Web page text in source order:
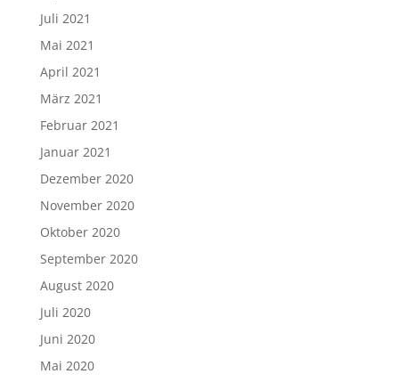
Juli 2021
Mai 2021
April 2021
März 2021
Februar 2021
Januar 2021
Dezember 2020
November 2020
Oktober 2020
September 2020
August 2020
Juli 2020
Juni 2020
Mai 2020